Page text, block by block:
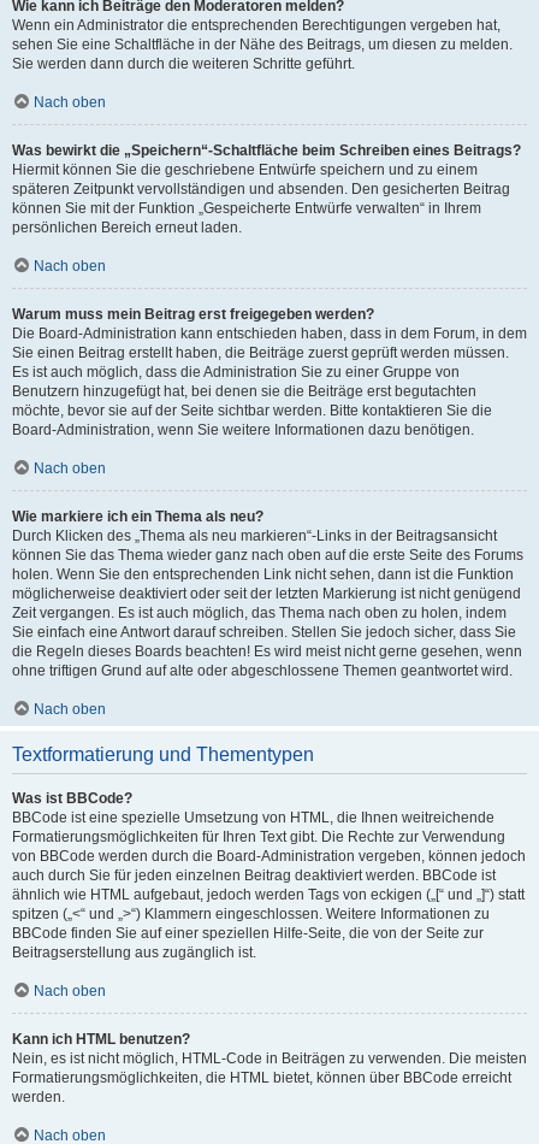
Wie kann ich Beiträge den Moderatoren melden?
Wenn ein Administrator die entsprechenden Berechtigungen vergeben hat,
sehen Sie eine Schaltfläche in der Nähe des Beitrags, um diesen zu melden.
Sie werden dann durch die weiteren Schritte geführt.
Nach oben
Was bewirkt die „Speichern“-Schaltfläche beim Schreiben eines Beitrags?
Hiermit können Sie die geschriebene Entwürfe speichern und zu einem
späteren Zeitpunkt vervollständigen und absenden. Den gesicherten Beitrag
können Sie mit der Funktion „Gespeicherte Entwürfe verwalten“ in Ihrem
persönlichen Bereich erneut laden.
Nach oben
Warum muss mein Beitrag erst freigegeben werden?
Die Board-Administration kann entschieden haben, dass in dem Forum, in dem
Sie einen Beitrag erstellt haben, die Beiträge zuerst geprüft werden müssen.
Es ist auch möglich, dass die Administration Sie zu einer Gruppe von
Benutzern hinzugefügt hat, bei denen sie die Beiträge erst begutachten
möchte, bevor sie auf der Seite sichtbar werden. Bitte kontaktieren Sie die
Board-Administration, wenn Sie weitere Informationen dazu benötigen.
Nach oben
Wie markiere ich ein Thema als neu?
Durch Klicken des „Thema als neu markieren“-Links in der Beitragsansicht
können Sie das Thema wieder ganz nach oben auf die erste Seite des Forums
holen. Wenn Sie den entsprechenden Link nicht sehen, dann ist die Funktion
möglicherweise deaktiviert oder seit der letzten Markierung ist nicht genügend
Zeit vergangen. Es ist auch möglich, das Thema nach oben zu holen, indem
Sie einfach eine Antwort darauf schreiben. Stellen Sie jedoch sicher, dass Sie
die Regeln dieses Boards beachten! Es wird meist nicht gerne gesehen, wenn
ohne triftigen Grund auf alte oder abgeschlossene Themen geantwortet wird.
Nach oben
Textformatierung und Thementypen
Was ist BBCode?
BBCode ist eine spezielle Umsetzung von HTML, die Ihnen weitreichende
Formatierungsmöglichkeiten für Ihren Text gibt. Die Rechte zur Verwendung
von BBCode werden durch die Board-Administration vergeben, können jedoch
auch durch Sie für jeden einzelnen Beitrag deaktiviert werden. BBCode ist
ähnlich wie HTML aufgebaut, jedoch werden Tags von eckigen („[“ und „]“) statt
spitzen („<“ und „>“) Klammern eingeschlossen. Weitere Informationen zu
BBCode finden Sie auf einer speziellen Hilfe-Seite, die von der Seite zur
Beitragserstellung aus zugänglich ist.
Nach oben
Kann ich HTML benutzen?
Nein, es ist nicht möglich, HTML-Code in Beiträgen zu verwenden. Die meisten
Formatierungsmöglichkeiten, die HTML bietet, können über BBCode erreicht
werden.
Nach oben